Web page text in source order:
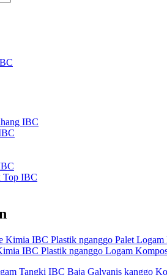
IBC
Top IBC
IBC Plastik nganggo Logam